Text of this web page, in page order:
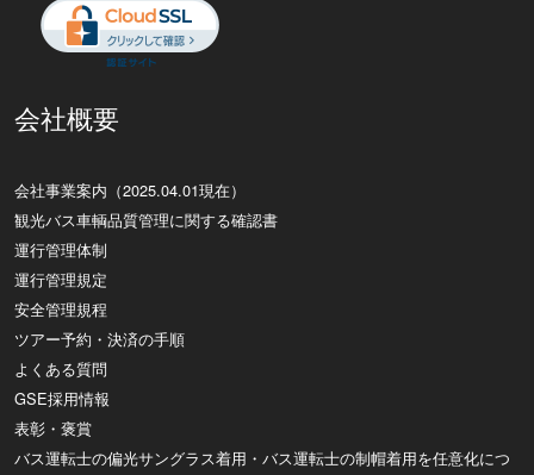
会社概要
会社事業案内（2025.04.01現在）
観光バス車輌品質管理に関する確認書
運行管理体制
運行管理規定
安全管理規程
ツアー予約・決済の手順
よくある質問
GSE採用情報
表彰・褒賞
バス運転士の偏光サングラス着用・バス運転士の制帽着用を任意化につ